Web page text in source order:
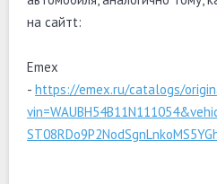
на сайтt:
Emex
- https://emex.ru/catalogs/